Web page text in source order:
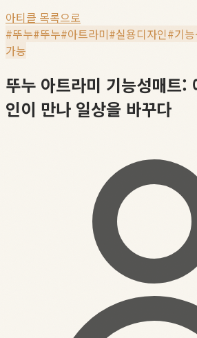
아티클 목록으로
#뚜누#뚜누#아트라미#실용디자인#기
가능
뚜누 아트라미 기능성매트:
인이 만나 일상을 바꾸다